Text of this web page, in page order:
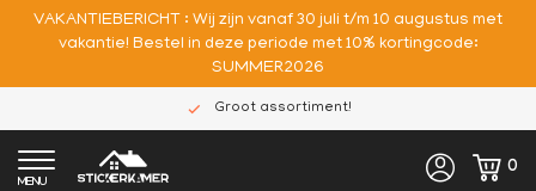
VAKANTIEBERICHT : Wij zijn vanaf 30 juli t/m 10 augustus met
vakantie! Bestel in deze periode met 10% kortingcode:
SUMMER2026
Groot assortiment!
MENU
0